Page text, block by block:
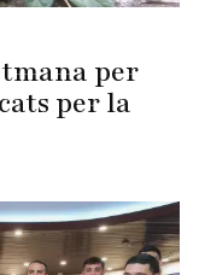
per
per la